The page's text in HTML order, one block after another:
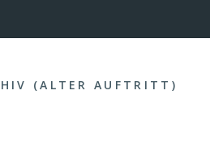
(ALTER AUFTRITT)